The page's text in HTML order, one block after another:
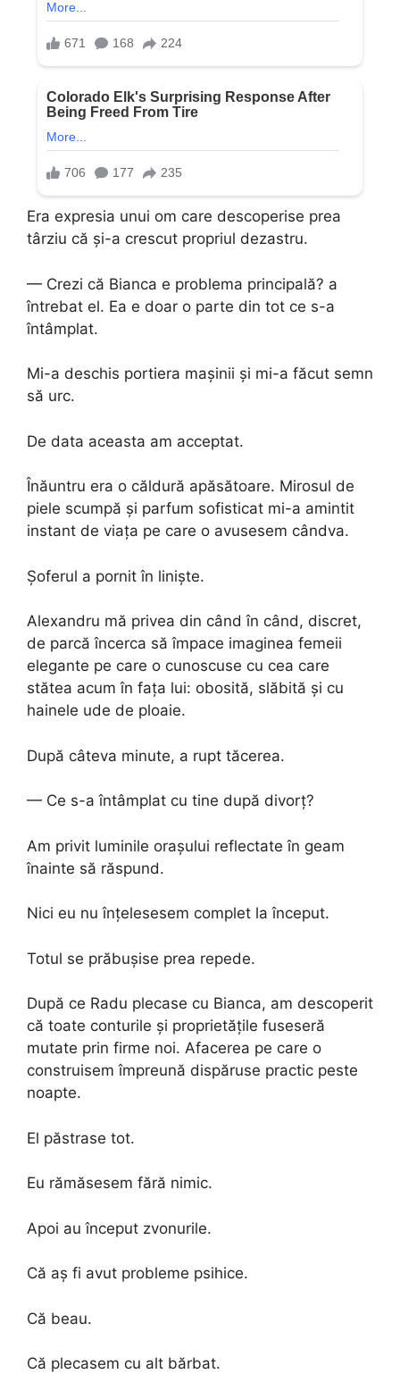
Era expresia unui om care descoperise prea
târziu că și-a crescut propriul dezastru.
— Crezi că Bianca e problema principală? a
întrebat el. Ea e doar o parte din tot ce s-a
întâmplat.
Mi-a deschis portiera mașinii și mi-a făcut semn
să urc.
De data aceasta am acceptat.
Înăuntru era o căldură apăsătoare. Mirosul de
piele scumpă și parfum sofisticat mi-a amintit
instant de viața pe care o avusesem cândva.
Șoferul a pornit în liniște.
Alexandru mă privea din când în când, discret,
de parcă încerca să împace imaginea femeii
elegante pe care o cunoscuse cu cea care
stătea acum în fața lui: obosită, slăbită și cu
hainele ude de ploaie.
După câteva minute, a rupt tăcerea.
— Ce s-a întâmplat cu tine după divorț?
Am privit luminile orașului reflectate în geam
înainte să răspund.
Nici eu nu înțelesesem complet la început.
Totul se prăbușise prea repede.
După ce Radu plecase cu Bianca, am descoperit
că toate conturile și proprietățile fuseseră
mutate prin firme noi. Afacerea pe care o
construisem împreună dispăruse practic peste
noapte.
El păstrase tot.
Eu rămăsesem fără nimic.
Apoi au început zvonurile.
Că aș fi avut probleme psihice.
Că beau.
Că plecasem cu alt bărbat.